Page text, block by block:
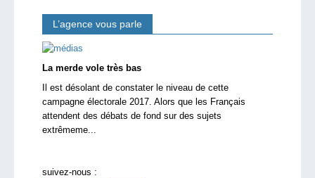
L’agence vous parle
La merde vole très bas
Il est désolant de constater le niveau de cette
campagne électorale 2017. Alors que les Français
attendent des débats de fond sur des sujets
extrêmeme...
suivez-nous :